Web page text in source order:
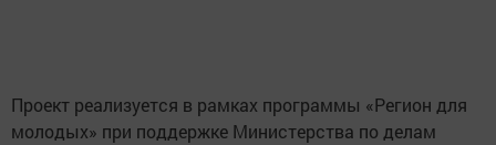
Проект реализуется в рамках программы «Регион для
молодых» при поддержке Министерства по делам